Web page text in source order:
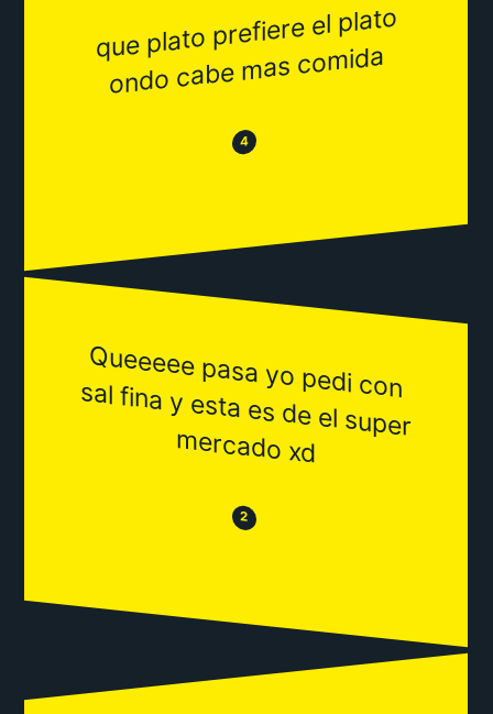
que plato prefiere el plato
ondo cabe
mas co
mida
😒 4 😂
Queeeee pasa yo pedi con
sal fina y esta es de el super
m
ercado xd
😒 2 😂